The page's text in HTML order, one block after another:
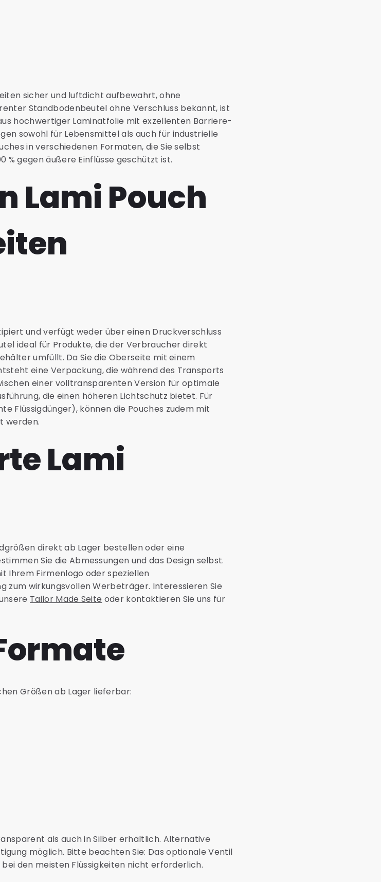
sicher und luftdicht aufbewahrt, ohne
Standbodenbeutel ohne Verschluss bekannt, ist
hochwertiger Laminatfolie mit exzellenten Barriere-
sowohl für Lebensmittel als auch für industrielle
in verschiedenen Formaten, die Sie selbst
% gegen äußere Einflüsse geschützt ist.
Lami Pouch
und verfügt weder über einen Druckverschluss
ideal für Produkte, die der Verbraucher direkt
umfüllt. Da Sie die Oberseite mit einem
eine Verpackung, die während des Transports
einer volltransparenten Version für optimale
die einen höheren Lichtschutz bietet. Für
Flüssigdünger), können die Pouches zudem mit
werden.
Lami
direkt ab Lager bestellen oder eine
Sie die Abmessungen und das Design selbst.
Ihrem Firmenlogo oder speziellen
zum wirkungsvollen Werbeträger. Interessieren Sie
Tailor Made Seite oder kontaktieren Sie uns für
Größen ab Lager lieferbar:
als auch in Silber erhältlich. Alternative
möglich. Bitte beachten Sie: Das optionale Ventil
den meisten Flüssigkeiten nicht erforderlich.